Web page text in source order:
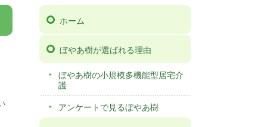
ホーム
ぼやあ樹が選ばれる理由
ぼやあ樹の小規模多機能型居宅介
護
アンケートで見るぼやあ樹